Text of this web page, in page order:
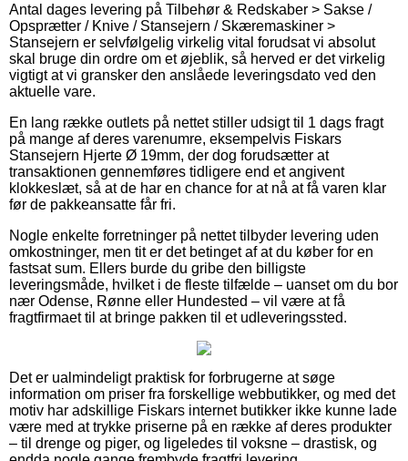
Antal dages levering på Tilbehør & Redskaber > Sakse /
Opsprætter / Knive / Stansejern / Skæremaskiner >
Stansejern er selvfølgelig virkelig vital forudsat vi absolut
skal bruge din ordre om et øjeblik, så herved er det virkelig
vigtigt at vi gransker den anslåede leveringsdato ved den
aktuelle vare.
En lang række outlets på nettet stiller udsigt til 1 dags fragt
på mange af deres varenumre, eksempelvis Fiskars
Stansejern Hjerte Ø 19mm, der dog forudsætter at
transaktionen gennemføres tidligere end et angivent
klokkeslæt, så at de har en chance for at nå at få varen klar
før de pakkeansatte får fri.
Nogle enkelte forretninger på nettet tilbyder levering uden
omkostninger, men tit er det betinget af at du køber for en
fastsat sum. Ellers burde du gribe den billigste
leveringsmåde, hvilket i de fleste tilfælde – uanset om du bor
nær Odense, Rønne eller Hundested – vil være at få
fragtfirmaet til at bringe pakken til et udleveringssted.
Det er ualmindeligt praktisk for forbrugerne at søge
information om priser fra forskellige webbutikker, og med det
motiv har adskillige Fiskars internet butikker ikke kunne lade
være med at trykke priserne på en række af deres produkter
– til drenge og piger, og ligeledes til voksne – drastisk, og